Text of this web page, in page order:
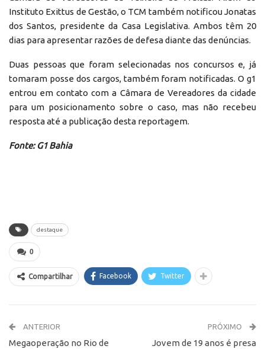
Instituto Exittus de Gestão, o TCM também notificou Jonatas
dos Santos, presidente da Casa Legislativa. Ambos têm 20
dias para apresentar razões de defesa diante das denúncias.
Duas pessoas que foram selecionadas nos concursos e, já
tomaram posse dos cargos, também foram notificadas. O g1
entrou em contato com a Câmara de Vereadores da cidade
para um posicionamento sobre o caso, mas não recebeu
resposta até a publicação desta reportagem.
Fonte: G1 Bahia
destaque
0
Compartilhar Facebook Twitter
ANTERIOR
Megaoperação no Rio de
PRÓXIMO
Jovem de 19 anos é presa